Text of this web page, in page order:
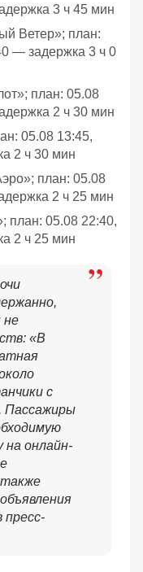
3 ч 45 мин
Ветер»; план:
— задержка 3 ч 0
план: 05.08
2 ч 30 мин
05.08 13:45,
2 ч 30 мин
план: 05.08
2 ч 25 мин
план: 05.08 22:40,
2 ч 25 мин
не
«В
с
Пассажиры
на онлайн-
также